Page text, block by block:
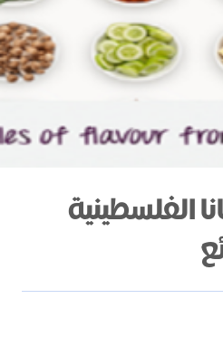
الفلسطينية